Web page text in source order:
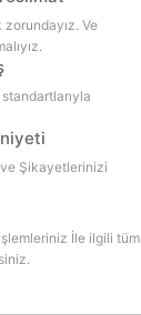
Ve
Şikayetlerinizi
İle ilgili tüm